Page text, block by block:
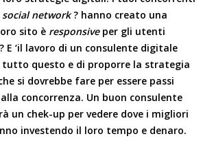
social network? hanno creato una
sito è responsiveper gli utenti
E ‘il lavoro di un consulente digitale
tutto questo e di proporre la strategia
si dovrebbe fare per essere passi
concorrenza. Un buon consulente
un chek-up per vedere dove i migliori
investendo il loro tempo e denaro.